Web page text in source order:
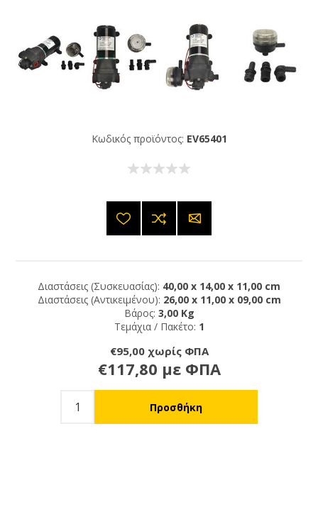
Κωδικός προϊόντος: EV65401
Διαστάσεις (Συσκευασίας): 40,00 x 14,00 x 11,00 cm
Διαστάσεις (Αντικειμένου): 26,00 x 11,00 x 09,00 cm
Βάρος: 3,00 Kg
Τεμάχια / Πακέτο: 1
€95,00 χωρίς ΦΠΑ
€117,80 με ΦΠΑ